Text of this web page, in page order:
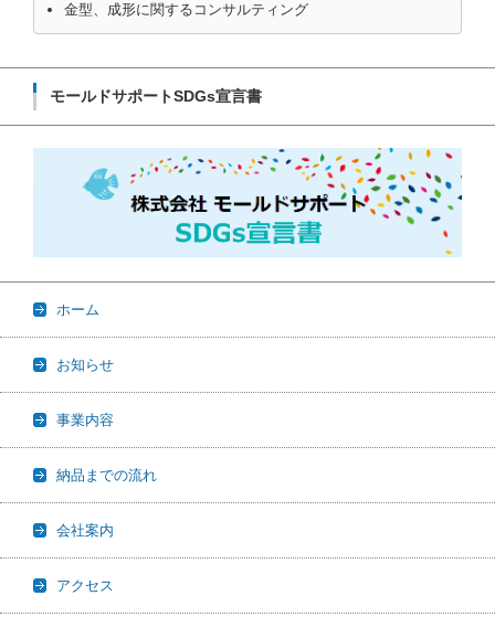
金型、成形に関するコンサルティング
モールドサポートSDGs宣言書
ホーム
お知らせ
事業内容
納品までの流れ
会社案内
アクセス